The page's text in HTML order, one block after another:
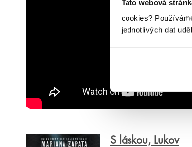
Tato webová
cookies?
jednotlivých dat
S láskou, Lukov